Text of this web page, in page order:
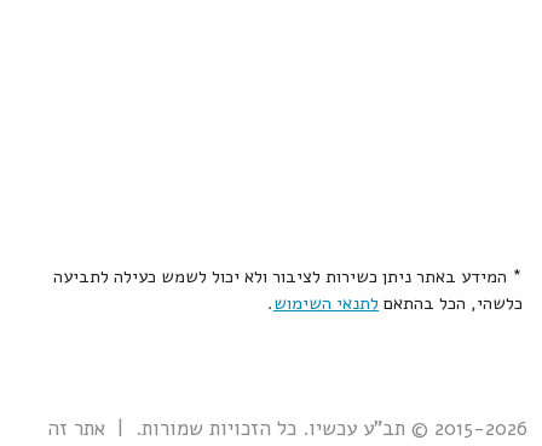
* המידע באתר ניתן כשירות לציבור ולא יכול לשמש כעילה לתביעה
כלשהי, הכל בהתאם לתנאי השימוש.
2015-2026 © תב"ע עכשיו. כל הזכויות שמורות. | אתר זה